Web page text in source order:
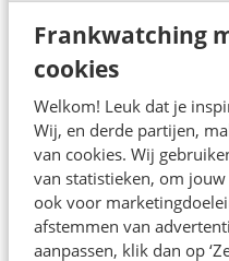
Frankwatching
cookies
Welkom! Leuk dat je
Wij, en derde partijen,
van cookies. Wij
van statistieken, om
ook voor
afstemmen van
aanpassen, klik dan op
gebeurt er als AI zélf de
en gesprekken afhandelt
natuurlijke stem?
In deze sessie laat Daniel
spraakassistent werkt
testomgeving die er is met
verantwoording en
wat" toelaat.